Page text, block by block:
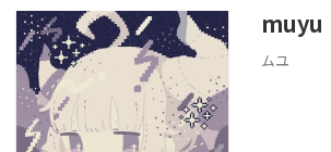
muyu
ムユ